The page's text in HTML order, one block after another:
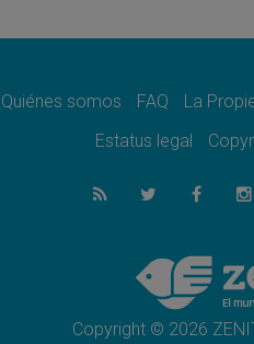
digital para
Programa oficial
07.08.2026
Obispos de
Cardenal
empatía al dolor
Quiénes somos FAQ La
Estatus legal
Copyright © 2026